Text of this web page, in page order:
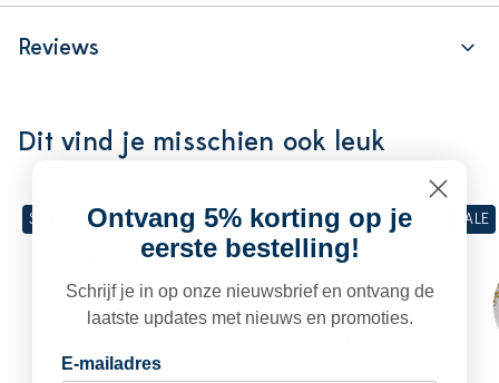
Reviews
Dit vind je misschien ook leuk
SALE SALE SALE
Ontvang 5% korting op je
eerste bestelling!
Schrijf je in op onze nieuwsbrief en ontvang de
laatste updates met nieuws en promoties.
E-mailadres